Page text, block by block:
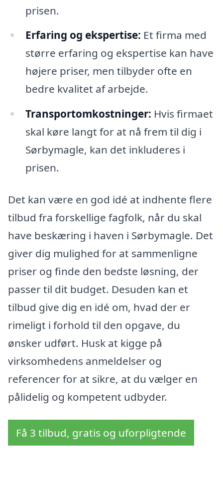
prisen.
Erfaring og ekspertise: Et firma med
større erfaring og ekspertise kan have
højere priser, men tilbyder ofte en
bedre kvalitet af arbejde.
Transportomkostninger: Hvis firmaet
skal køre langt for at nå frem til dig i
Sørbymagle, kan det inkluderes i
prisen.
Det kan være en god idé at indhente flere
tilbud fra forskellige fagfolk, når du skal
have beskæring i haven i Sørbymagle. Det
giver dig mulighed for at sammenligne
priser og finde den bedste løsning, der
passer til dit budget. Desuden kan et
tilbud give dig en idé om, hvad der er
rimeligt i forhold til den opgave, du
ønsker udført. Husk at kigge på
virksomhedens anmeldelser og
referencer for at sikre, at du vælger en
pålidelig og kompetent udbyder.
Få 3 tilbud, gratis og uforpligtende